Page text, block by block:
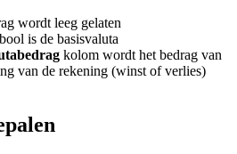
wordt leeg gelaten
is de basisvaluta
kolom wordt het bedrag van
van de rekening (winst of verlies)